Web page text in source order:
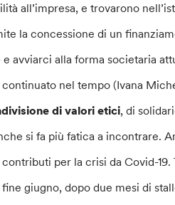
all’impresa, e trovarono
la concessione di un
avviarci alla forma societaria
nel tempo (Ivana
di valori etici, di
si fa più fatica a incontrare.
per la crisi da Covid-
giugno, dopo due mesi di